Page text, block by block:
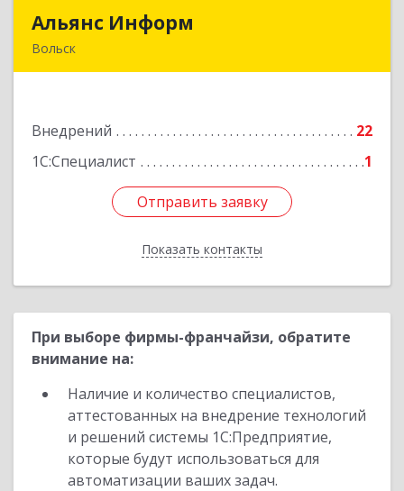
Альянс Информ
Вольск
Внедрений
22
1С:Специалист
1
Отправить заявку
Показать контакты
Подробнее
Отправить заявку
Назад
При выборе фирмы-франчайзи, обратите
внимание на:
Наличие и количество специалистов,
аттестованных на внедрение технологий
и решений системы 1С:Предприятие,
которые будут использоваться для
автоматизации ваших задач.